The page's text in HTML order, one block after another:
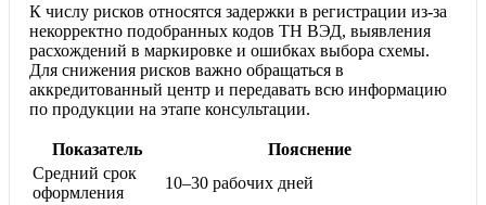
К числу рисков относятся задержки в регистрации из-за
некорректно подобранных кодов ТН ВЭД, выявления
расхождений в маркировке и ошибках выбора схемы.
Для снижения рисков важно обращаться в
аккредитованный центр и передавать всю информацию
по продукции на этапе консультации.
Показатель
Пояснение
Средний срок
оформления
10–30 рабочих дней